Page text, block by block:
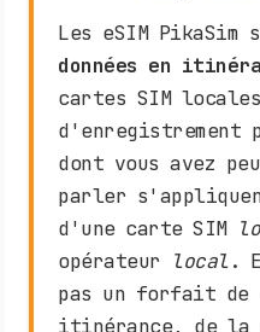
Les eSIM PikaSim
données en
cartes SIM
dont vous avez
parler
d'une carte SIM
opérateur local .
pas un forfait de
itinérance, de la